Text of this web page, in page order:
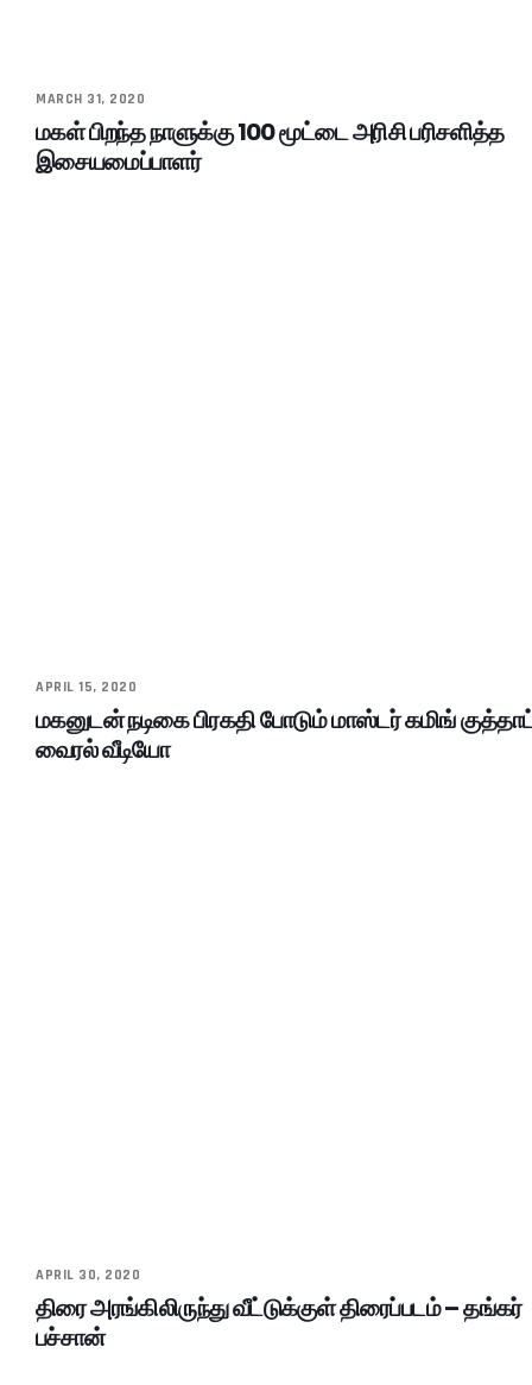
MARCH 31, 2020
மகள் பிறந்த நாளுக்கு 100 மூட்டை அரிசி பரிசளித்த
இசையமைப்பாளர்
APRIL 15, 2020
மகனுடன் நடிகை பிரகதி போடும் மாஸ்டர் கமிங்
வைரல் வீடியோ
APRIL 30, 2020
திரை அரங்கிலிருந்து வீட்டுக்குள் திரைப்படம் – தங்கர்
பச்சான்